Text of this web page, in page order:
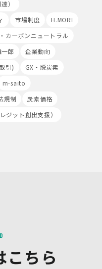
LLC（以下
す。Google
社又は当社の設定す
ます。当社は、
取り、利用者様の利用
、特定の個人を識別す
ーポリシーに基づいて
三者配信事業者におい
広告を配信することが
せん。
）
市場制度
H.MORI
カーボンニュートラル
郎
企業動向
引)
GX・脱炭素
m-saito
規制
炭素価格
ジット創出支援）
こちら